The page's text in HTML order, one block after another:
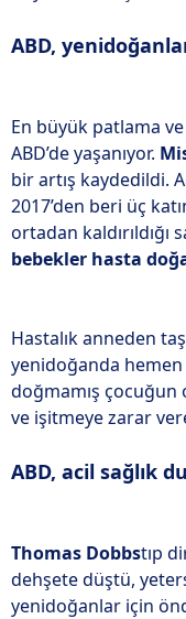
ABD,
En büyük patlama ve
ABD’de yaşanıyor.
bir artış kaydedildi.
2017’den beri üç
ortadan kaldırıldığı
bebekler hasta
Hastalık anneden
yenidoğanda
doğmamış
ve işitmeye zarar
ABD, acil sağlık
Thomas Dobbstıp
dehşete düştü,
yenidoğanlar için